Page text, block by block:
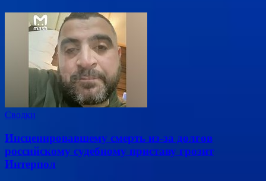
Сводки
Инсценировавшему смерть из-за долгов
российскому судебному приставу грозит
Интерпол